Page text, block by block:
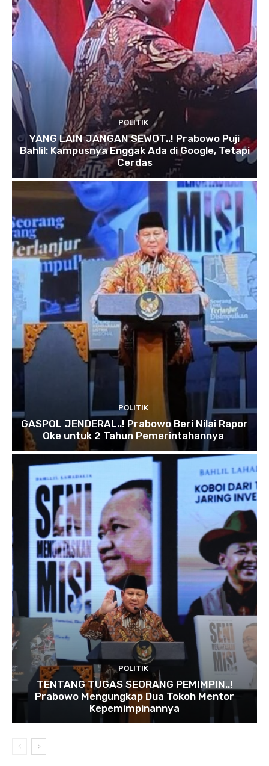
POLITIK
YANG LAIN JANGAN SEWOT..! Prabowo Puji
Bahlil: Kampusnya Enggak Ada di Google, Tetapi
Cerdas
POLITIK
GASPOL JENDERAL..! Prabowo Beri Nilai Rapor
Oke untuk 2 Tahun Pemerintahannya
POLITIK
TENTANG TUGAS SEORANG PEMIMPIN..!
Prabowo Mengungkap Dua Tokoh Mentor
Kepemimpinannya